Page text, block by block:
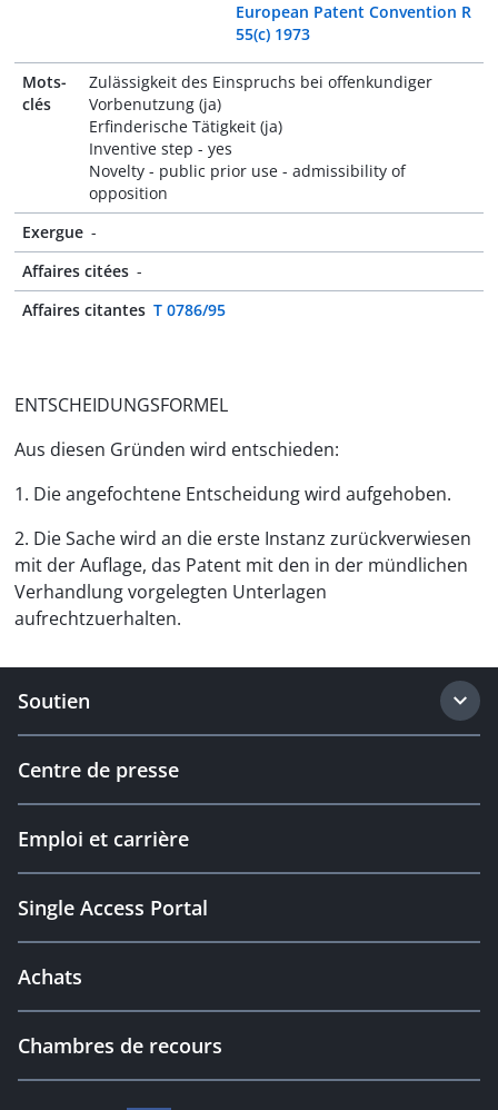
European Patent Convention R
55(c) 1973
Mots-
clés
Zulässigkeit des Einspruchs bei offenkundiger
Vorbenutzung (ja)
Erfinderische Tätigkeit (ja)
Inventive step - yes
Novelty - public prior use - admissibility of
opposition
Exergue -
Affaires citées -
Affaires citantes T 0786/95
ENTSCHEIDUNGSFORMEL
Aus diesen Gründen wird entschieden:
1. Die angefochtene Entscheidung wird aufgehoben.
2. Die Sache wird an die erste Instanz zurückverwiesen
mit der Auflage, das Patent mit den in der mündlichen
Verhandlung vorgelegten Unterlagen
aufrechtzuerhalten.
Soutien
Centre de presse
Emploi et carrière
Single Access Portal
Achats
Chambres de recours